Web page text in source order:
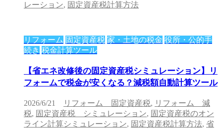
レーション, 固定資産税計算方法
リフォーム 固定資産税 家・土地の税金 役所・公的手
続き 税金計算ツール
【省エネ改修後の固定資産税シミュレーション】リ
フォームで税金が安くなる？減税額自動計算ツール
2026/6/21 リフォーム 固定資産税, リフォーム 減
税, 固定資産税 シミュレーション, 固定資産税のオン
ライン計算シミュレーション, 固定資産税計算方法, 省